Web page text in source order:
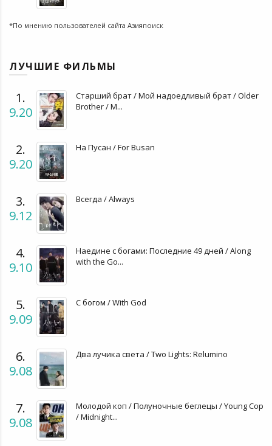
*По мнению пользователей сайта Азияпоиск
ЛУЧШИЕ ФИЛЬМЫ
1.
9.20
Старший брат / Мой надоедливый брат / Older
Brother / M...
2.
9.20
На Пусан / For Busan
3.
9.12
Всегда / Always
4.
9.10
Наедине с богами: Последние 49 дней / Along
with the Go...
5.
9.09
С богом / With God
6.
9.08
Два лучика света / Two Lights: Relumino
7.
9.08
Молодой коп / Полуночные беглецы / Young Cop
/ Midnight...